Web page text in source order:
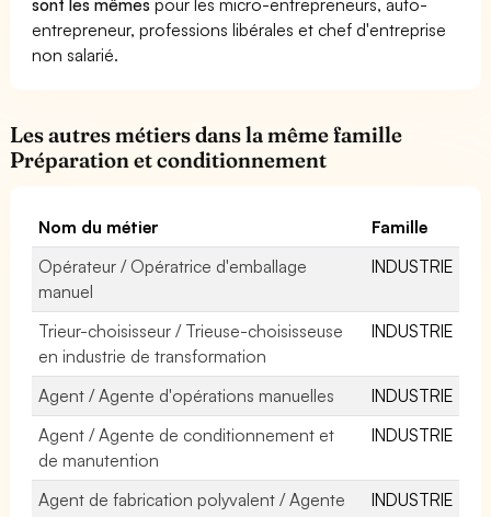
entrepreneur, professions libérales et chef d'entreprise
non salarié.
Les autres métiers dans la même famille
Préparation et conditionnement
Nom du métier
Famille
Opérateur / Opératrice d'emballage
manuel
INDUSTRIE
Trieur-choisisseur / Trieuse-choisisseuse
en industrie de transformation
INDUSTRIE
Agent / Agente d'opérations manuelles
INDUSTRIE
Agent / Agente de conditionnement et
de manutention
INDUSTRIE
Agent de fabrication polyvalent / Agente
INDUSTRIE